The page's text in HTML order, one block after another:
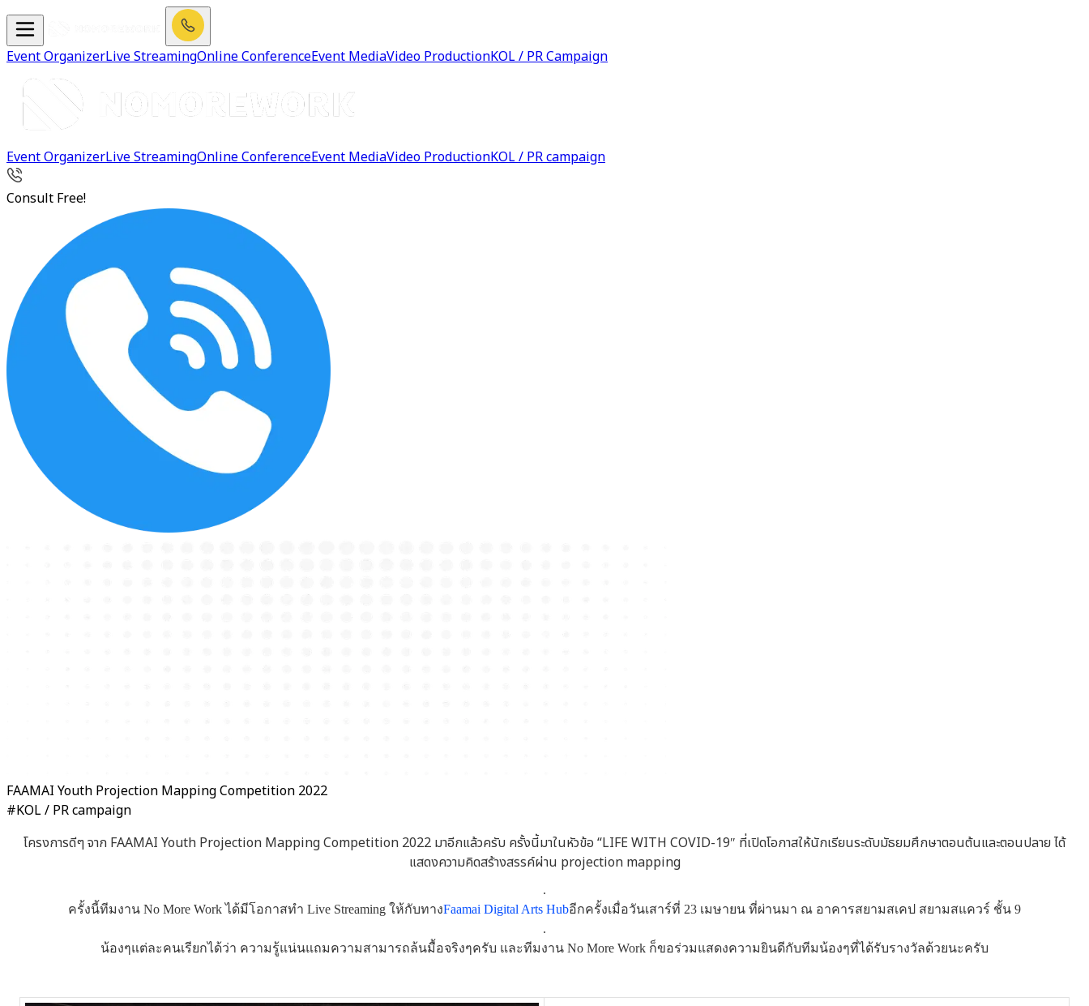
Event OrganizerLive StreamingOnline ConferenceEvent MediaVideo ProductionKOL / PR Campaign
Event OrganizerLive StreamingOnline ConferenceEvent MediaVideo ProductionKOL / PR campaign
Consult Free!
FAAMAI Youth Projection Mapping Competition 2022
#KOL / PR campaign
โครงการดีๆ จาก FAAMAI Youth Projection Mapping Competition 2022 มาอีกแล้วครับ ครั้งนี้มาในหัวข้อ “LIFE WITH COVID-19″ ที่เปิดโอกาสให้นักเรียนระดับมัธยมศึกษาตอนต้นและตอนปลาย ได้
แสดงความคิดสร้างสรรค์ผ่าน projection mapping
.
ครั้งนี้ทีมงาน No More Work ได้มีโอกาสทำ Live Streaming ให้กับทางFaamai Digital Arts Hubอีกครั้งเมื่อวันเสาร์ที่ 23 เมษายน ที่ผ่านมา ณ อาคารสยามสเคป สยามสแควร์ ชั้น 9
.
น้องๆแต่ละคนเรียกได้ว่า ความรู้แน่นแถมความสามารถล้นมื้อจริงๆครับ และทีมงาน No More Work ก็ขอร่วมแสดงความยินดีกับทีมน้องๆที่ได้รับรางวัลด้วยนะครับ